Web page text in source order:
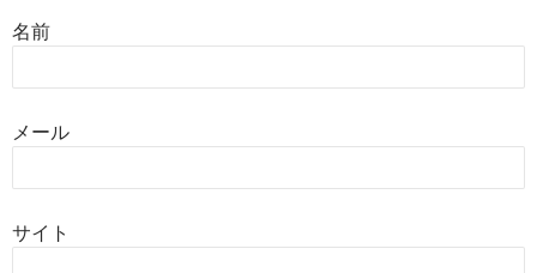
名前
メール
サイト